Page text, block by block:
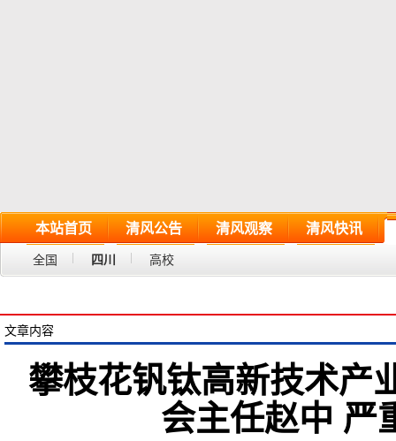
本站首页 清风公告 清风观察 清风快讯
全国 四川 高校
文章内容
攀枝花钒钛高新技术产
会主任赵中 严